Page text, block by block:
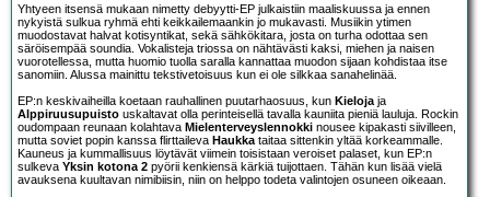
Yhtyeen itsensä mukaan nimetty debyytti-EP julkaistiin maaliskuussa ja ennen
nykyistä sulkua ryhmä ehti keikkailemaankin jo mukavasti. Musiikin ytimen
muodostavat halvat kotisyntikat, sekä sähkökitara, josta on turha odottaa sen
säröisempää soundia. Vokalisteja triossa on nähtävästi kaksi, miehen ja naisen
vuorotellessa, mutta huomio tuolla saralla kannattaa muodon sijaan kohdistaa itse
sanomiin. Alussa mainittu tekstivetoisuus kun ei ole silkkaa sanahelinää.
EP:n keskivaiheilla koetaan rauhallinen puutarhaosuus, kun Kieloja ja
Alppiruusupuisto uskaltavat olla perinteisellä tavalla kauniita pieniä lauluja. Rockin
oudompaan reunaan kolahtava Mielenterveyslennokki nousee kipakasti siivilleen,
mutta soviet popin kanssa flirttaileva Haukka taitaa sittenkin yltää korkeammalle.
Kauneus ja kummallisuus löytävät viimein toisistaan veroiset palaset, kun EP:n
sulkeva Yksin kotona 2 pyörii kenkiensä kärkiä tuijottaen. Tähän kun lisää vielä
avauksena kuultavan nimibiisin, niin on helppo todeta valintojen osuneen oikeaan.